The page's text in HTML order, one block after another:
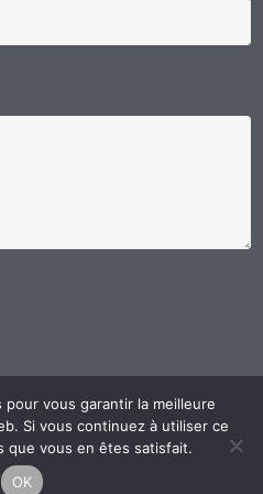
vous garantir la meilleure
Si vous continuez à utiliser ce
que vous en êtes satisfait.
OK